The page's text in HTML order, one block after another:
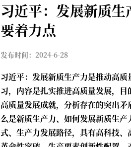
习近平：发展新质
要着力点
发布时间：2024-6-28
习近平：发展新质生产力是推动高
习，内容是扎实推进高质量发展，
高质量发展成就，分析存在的突出
么是新质生产力、如何发展新质生
式、生产力发展路径，具有高科技